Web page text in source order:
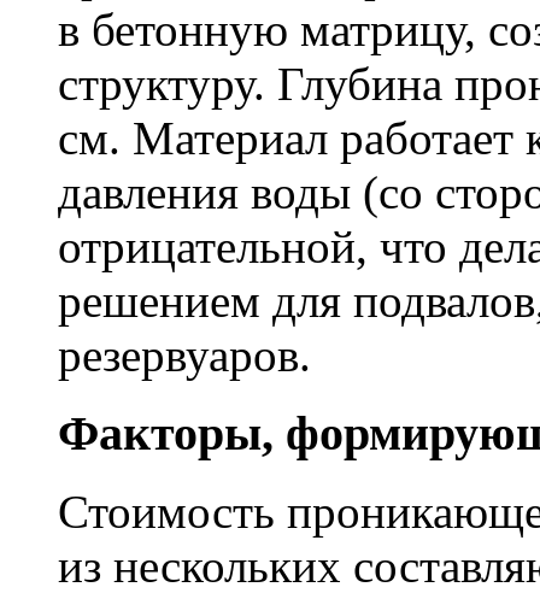
в бетонную матрицу,
структуру. Глубина
см. Материал работает
давления воды (со
отрицательной, что
решением для
резервуаров.
Факторы,
Стоимость
из нескольких